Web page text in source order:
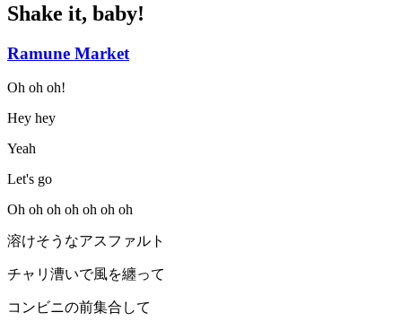
Shake it, baby!
Ramune Market
Oh oh oh!
Hey hey
Yeah
Let's go
Oh oh oh oh oh oh oh
溶けそうなアスファルト
チャリ漕いで風を纏って
コンビニの前集合して